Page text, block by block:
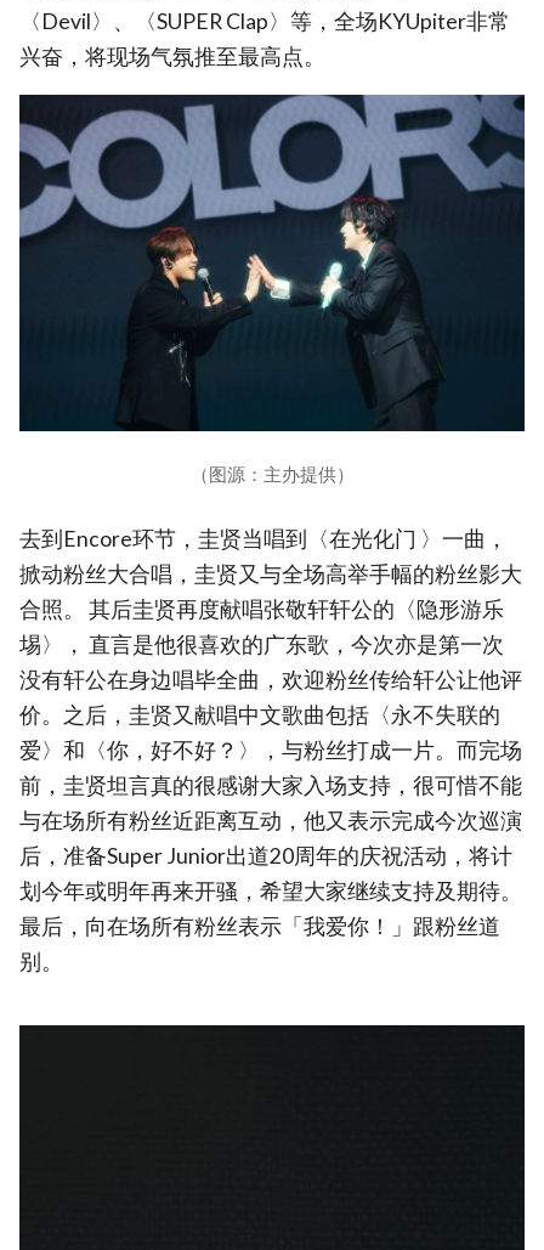
〈Devil〉、〈SUPER Clap〉等，全场KYUpiter非常
兴奋，将现场气氛推至最高点。
（图源：主办提供）
去到Encore环节，圭贤当唱到〈在光化门 〉一曲，
掀动粉丝大合唱，圭贤又与全场高举手幅的粉丝影大
合照。 其后圭贤再度献唱张敬轩轩公的〈隐形游乐
埸〉， 直言是他很喜欢的广东歌，今次亦是第一次
没有轩公在身边唱毕全曲，欢迎粉丝传给轩公让他评
价。之后，圭贤又献唱中文歌曲包括〈永不失联的
爱〉和〈你，好不好？〉，与粉丝打成一片。而完场
前，圭贤坦言真的很感谢大家入场支持，很可惜不能
与在场所有粉丝近距离互动，他又表示完成今次巡演
后，准备Super Junior出道20周年的庆祝活动，将计
划今年或明年再来开骚，希望大家继续支持及期待。
最后，向在场所有粉丝表示「我爱你！」跟粉丝道
别。